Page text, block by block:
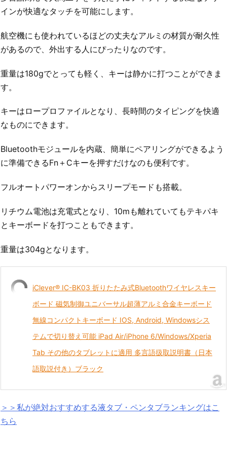
インが快適なタッチを可能にします。
航空機にも使われているほどの丈夫なアルミの材質が耐久性
があるので、外出する人にぴったりなのです。
重量は180gでとっても軽く、キーは静かに打つことができま
す。
キーはロープロファイルとなり、長時間のタイピングを快適
なものにできます。
Bluetoothモジュールを内蔵、簡単にペアリングができるよう
に準備できるFn＋Cキーを押すだけなのも便利です。
フルオートパワーオンからスリープモードも搭載。
リチウム電池は充電式となり、10mも離れていてもテキパキ
とキーボードを打つこともできます。
重量は304gとなります。
iClever® IC-BK03 折りたたみ式Bluetoothワイヤレスキー
ボード 磁気制御ユニバーサル超薄アルミ合金キーボード
無線コンパクトキーボード IOS, Android, Windowsシス
テムで切り替え可能 iPad Air/iPhone 6/Windows/Xperia
Tab その他のタブレットに適用 多言語扱取説明書（日本
語取説付き）ブラック
＞＞私が絶対おすすめする液タブ・ペンタブランキングはこ
ちら